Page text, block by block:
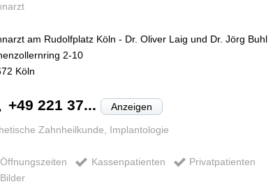
am Rudolfplatz Köln - Dr. Oliver Laig und Dr. Jörg Buhl
2-10
Köln
+49 221 37... Anzeigen
Zahnheilkunde, Implantologie
Öffnungszeiten Kassenpatienten
Privatpatienten
Bilder